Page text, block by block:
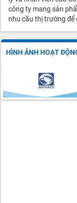
công ty mang sản
nhu cầu thị trường để
HÌNH ẢNH HOẠT